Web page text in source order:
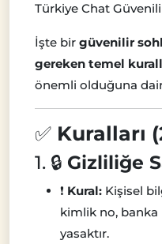
Türkiye Chat
İşte bir güvenilir
gereken temel
önemli olduğuna
✅ Kuralları
1. 🔒 Gizliliğe
❗ Kural: Kişisel
kimlik no,
yasaktır.